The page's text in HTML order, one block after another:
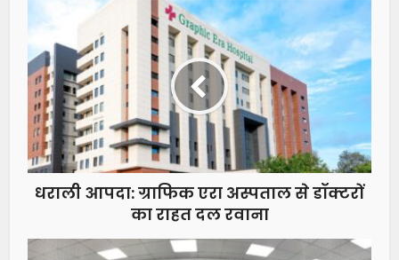
धराली आपदा: ग्राफिक एरा अस्पताल से डॉक्टरों
का राहत दल रवाना